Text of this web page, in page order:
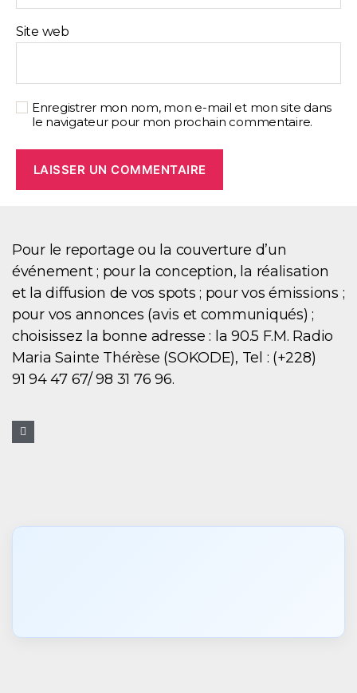
Site web
Enregistrer mon nom, mon e-mail et mon site dans
le navigateur pour mon prochain commentaire.
Pour le reportage ou la couverture d’un
événement ; pour la conception, la réalisation
et la diffusion de vos spots ; pour vos émissions ;
pour vos annonces (avis et communiqués) ;
choisissez la bonne adresse : la 90.5 F.M. Radio
Maria Sainte Thérèse (SOKODE), Tel : (+228)
91 94 47 67/ 98 31 76 96.